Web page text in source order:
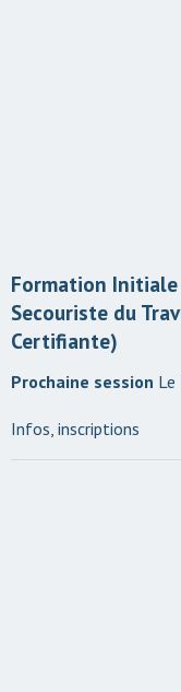
Formation Initiale
Secouriste du
Certifiante)
Infos, inscriptions